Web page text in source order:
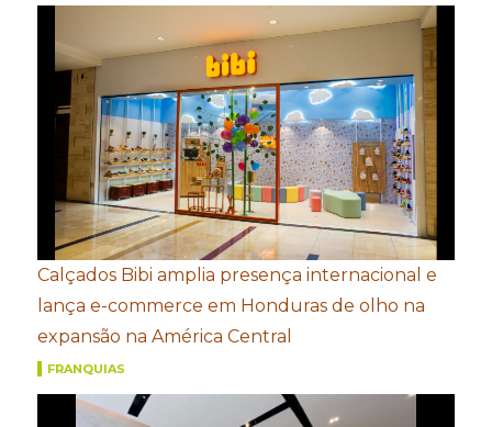
Calçados Bibi amplia presença internacional e
lança e-commerce em Honduras de olho na
expansão na América Central
FRANQUIAS